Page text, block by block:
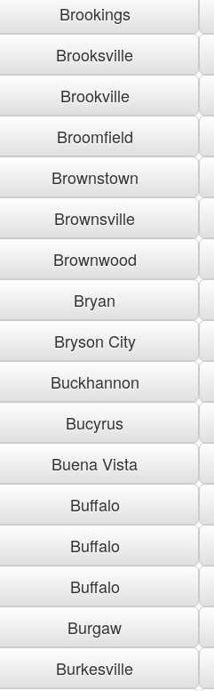
Brookings
Brooksville
Brookville
Broomfield
Brownstown
Brownsville
Brownwood
Bryan
Bryson City
Buckhannon
Bucyrus
Buena Vista
Buffalo
Buffalo
Buffalo
Burgaw
Burkesville